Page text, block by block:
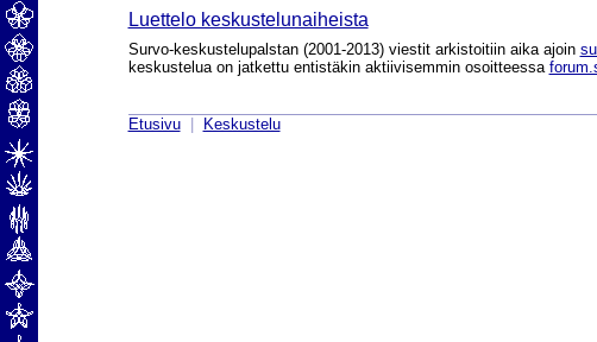
Luettelo keskustelunaiheista
Survo-keskustelupalstan (2001-2013) viestit arkistoitiin aika ajoin
keskustelua on jatkettu entistäkin aktiivisemmin osoitteessa
Etusivu| Keskustelu